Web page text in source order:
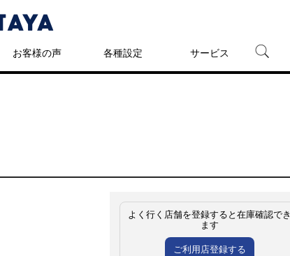
お客様の声 各種設定 サービス
よく行く店舗を登録すると在庫確認でき
ます
ご利用店登録する